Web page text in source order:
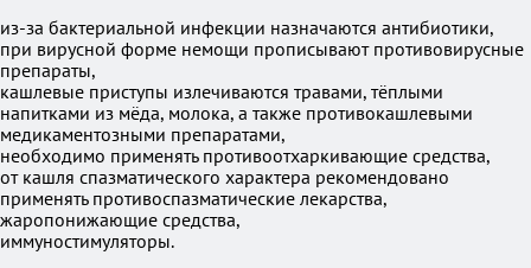
из-за бактериальной инфекции назначаются антибиотики,
при вирусной форме немощи прописывают противовирусные
препараты,
кашлевые приступы излечиваются травами, тёплыми
напитками из мёда, молока, а также противокашлевыми
медикаментозными препаратами,
необходимо применять противоотхаркивающие средства,
от кашля спазматического характера рекомендовано
применять противоспазматические лекарства,
жаропонижающие средства,
иммуностимуляторы.